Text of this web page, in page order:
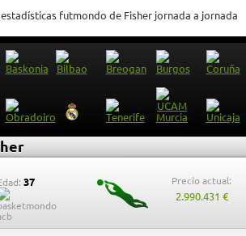
futmondo de Fisher jornada a jornada
37 Precio actual:
2.990.431 €